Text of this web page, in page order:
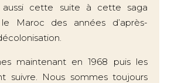
aussi cette suite à cette saga
Maroc des années d’après-
maintenant en 1968 puis les
suivre. Nous sommes toujours